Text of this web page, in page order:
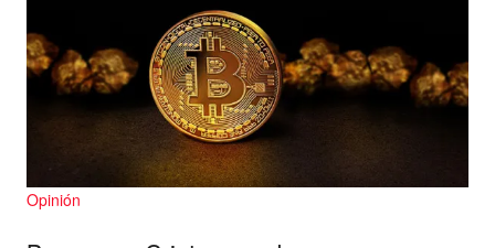
Opinión